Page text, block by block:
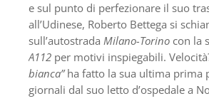
e sul punto di perfezionare il suo
all’Udinese, Roberto Bettega si
sull’autostrada Milano-Torino con la
A112 per motivi inspiegabili.
bianca”ha fatto la sua ultima prima
giornali dal suo letto d’ospedale a